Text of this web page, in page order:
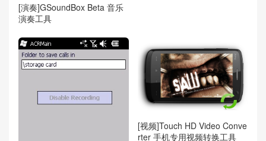
[演奏]GSoundBox Beta 音乐
演奏工具
[视频]Touch HD Video Conve
rter 手机专用视频转换工具